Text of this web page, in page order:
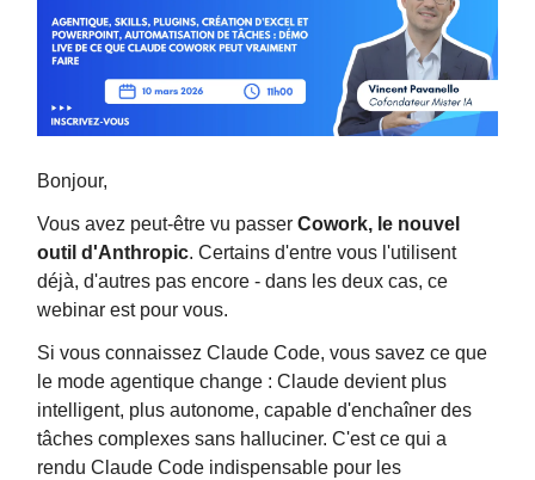
Bonjour,
Vous avez peut-être vu passer Cowork, le nouvel
outil d'Anthropic. Certains d'entre vous l'utilisent
déjà, d'autres pas encore - dans les deux cas, ce
webinar est pour vous.
Si vous connaissez Claude Code, vous savez ce que
le mode agentique change : Claude devient plus
intelligent, plus autonome, capable d'enchaîner des
tâches complexes sans halluciner. C'est ce qui a
rendu Claude Code indispensable pour les